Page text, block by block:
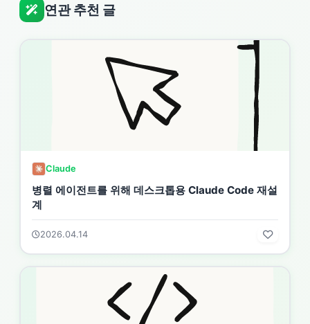
연관 추천 글
Claude
병렬 에이전트를 위해 데스크톱용 Claude Code 재설
계
2026.04.14